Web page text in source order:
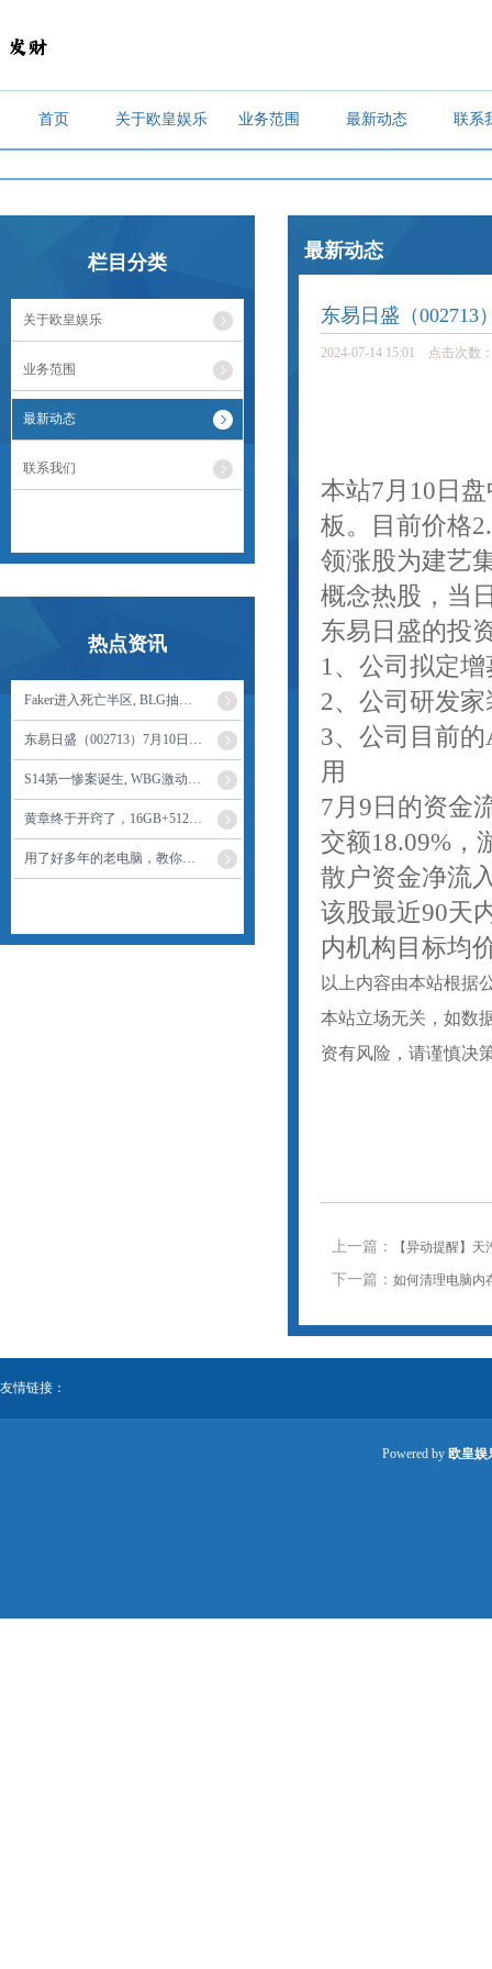
首页 关于欧皇娱乐 业务范围 最新动态 联系
栏目分类
关于欧皇娱乐
业务范围
最新动态
联系我们
热点资讯
Faker进入死亡半区, BLG抽到好签, S14八强对阵公布, LPL提前内战
东易日盛（002713）7月10日14点18分触及跌停板
S14第一惨案诞生, WBG激动怒吼, LCK两大冠军淘汰, 秀神痛苦谢幕
黄章终于开窍了，16GB+512GB仅2168元，骁龙8Gen2+超声波指纹+144Hz
用了好多年的老电脑，教你一招比新电脑还要流畅#电脑知识 #干货分享 #涨知识 #程序员
最新动态
东易日盛（002713
2024-07-14 15:01 点击次数
本站7月10日
板。目前价格
领涨股为建艺
概念热股，当
东易日盛的投
1、公司拟定
2、公司研发
3、公司目前
用
7月9日的资金
交额18.09%，
散户资金净流
该股最近90天
内机构目标均
以上内容由本站根据
本站立场无关，如数
资有风险，请谨慎决
上一篇： 【异动提醒】
下一篇： 如何清理电脑内
友情链接：
Powered by 欧皇娱